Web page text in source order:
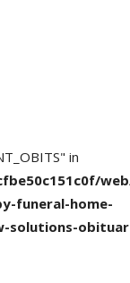
in
funeral-home-
solutions-